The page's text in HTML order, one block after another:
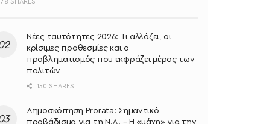
78 SHARES
Νέες ταυτότητες 2026: Τι αλλάζει, οι
κρίσιμες προθεσμίες και ο
προβληματισμός που εκφράζει μέρος των
πολιτών
150 SHARES
Δημοσκόπηση Prorata: Σημαντικό
προβάδισμα για τη Ν.Δ. – Η «μάχη» για την